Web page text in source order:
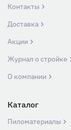
Контакты
Доставка
Акции
Журнал о стройке
О компании
Каталог
Пиломатериалы